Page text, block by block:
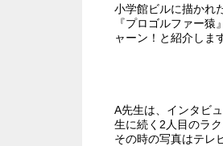
小学館ビルに描かれ
『プロゴルファー
ャーン！と紹介しま
A先生は、インタビ
生に続く2人目のラ
その時の写真はテレ